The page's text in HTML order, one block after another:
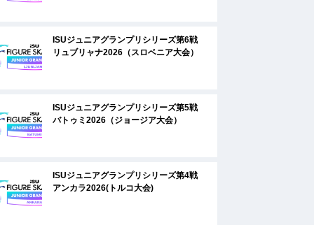
ISUジュニアグランプリシリーズ第6戦
リュブリャナ2026（スロベニア大会）
ISUジュニアグランプリシリーズ第5戦
バトゥミ2026（ジョージア大会）
ISUジュニアグランプリシリーズ第4戦
アンカラ2026(トルコ大会)